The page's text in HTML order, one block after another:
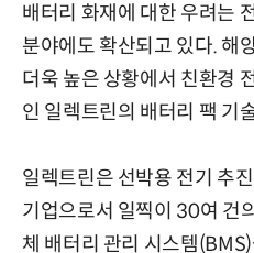
배터리 화재에 대한 우려는
분야에도 확산되고 있다. 해
더욱 높은 상황에서 친환경
인 일렉트린의 배터리 팩 기
일렉트린은 선박용 전기 추
기업으로서 일찍이 30여 건
체 배터리 관리 시스템